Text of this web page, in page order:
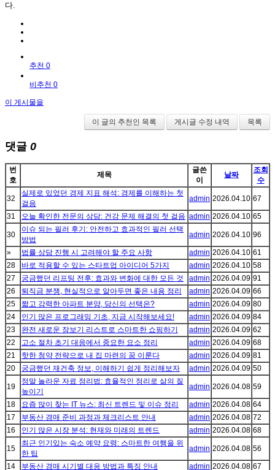
다.
추천 0
비추천 0
이 게시물을
이 글의 추천인 목록 게시글 수정 내역 목록
댓글 0
번
호
제목
글쓴
이
날짜
조회
수
32
실제로 있었던 경제 지표 해석: 경제를 이해하는 첫
걸음
admin 2026.04.10 67
31 오늘 확인한 전문의 상담: 건강 문제 해결의 첫 걸음 admin 2026.04.10 65
30
이슈 되는 필러 후기: 안전하고 효과적인 필러 선택
방법
admin 2026.04.10 96
» 법률 상담 진행 시 고려해야 할 주요 사항 admin 2026.04.10 61
28
바로 적용할 수 있는 스타트업 아이디어 5가지 admin 2026.04.10 58
27
궁금했던 리프팅 전후: 효과와 변화에 대한 모든 것 admin 2026.04.09 91
26
퇴직금 분쟁, 현실적으로 알아두면 좋은 내용 정리 admin 2026.04.09 66
25
짧고 강력한 아파트 분양, 당신의 선택은? admin 2026.04.09 80
24
인기 많은 프로그래밍 기초, 지금 시작해보세요! admin 2026.04.09 84
23
완전 새로운 장보기 리스트로 스마트한 쇼핑하기 admin 2026.04.09 62
22
고소 절차 초기 대응에서 중요한 요소 정리 admin 2026.04.09 68
21
핫한 청약 전략으로 내 집 마련의 꿈 이룬다 admin 2026.04.09 81
20
궁금했던 재건축 정보, 이해하기 쉽게 정리해보자 admin 2026.04.09 50
19
정말 놀라운 자료 정리법: 효율적인 정리로 삶의 질
높이기
admin 2026.04.08 59
18 요즘 많이 찾는 IT 뉴스: 최신 트렌드 및 이슈 정리 admin 2026.04.08 64
17
부동산 경매 준비 과정과 체크리스트 안내 admin 2026.04.08 72
16
인기 많은 시장 분석: 현재와 미래의 트렌드 admin 2026.04.08 68
15
최근 인기있는 숙소 예약 요령: 스마트한 여행을 위
한 팁
admin 2026.04.08 56
14 부동산 경매 시기별 대응 방법과 특징 안내 admin 2026.04.08 67